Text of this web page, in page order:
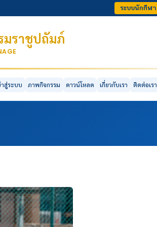
ระบบนักกีฬา
มราชูปถัมภ์
าสู่ระบบ ภาพกิจกรรม ดาวน์โหลด เกี่ยวกับเรา ติดต่อเรา